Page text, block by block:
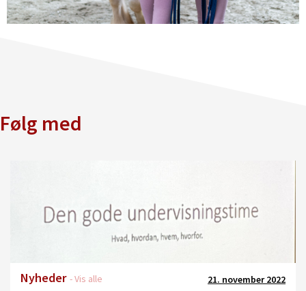
Følg med
Nyheder - Vis alle 21. november 2022